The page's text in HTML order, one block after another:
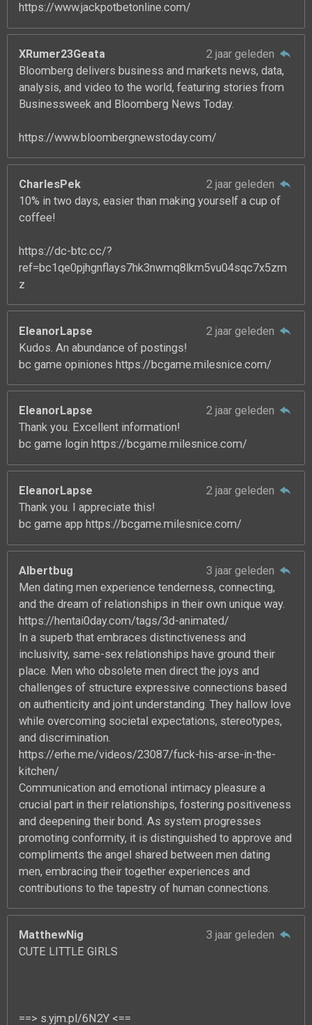
https://www.jackpotbetonline.com/
XRumer23Geata
2 jaar geleden
Bloomberg delivers business and markets news, data,
analysis, and video to the world, featuring stories from
Businessweek and Bloomberg News Today.
https://www.bloombergnewstoday.com/
CharlesPek
2 jaar geleden
10% in two days, easier than making yourself a cup of
coffee!
https://dc-btc.cc/?
ref=bc1qe0pjhgnflays7hk3nwmq8lkm5vu04sqc7x5zm
z
EleanorLapse
2 jaar geleden
Kudos. An abundance of postings!
bc game opiniones https://bcgame.milesnice.com/
EleanorLapse
2 jaar geleden
Thank you. Excellent information!
bc game login https://bcgame.milesnice.com/
EleanorLapse
2 jaar geleden
Thank you. I appreciate this!
bc game app https://bcgame.milesnice.com/
Albertbug
3 jaar geleden
Men dating men experience tenderness, connecting,
and the dream of relationships in their own unique way.
https://hentai0day.com/tags/3d-animated/
In a superb that embraces distinctiveness and
inclusivity, same-sex relationships have ground their
place. Men who obsolete men direct the joys and
challenges of structure expressive connections based
on authenticity and joint understanding. They hallow love
while overcoming societal expectations, stereotypes,
and discrimination.
https://erhe.me/videos/23087/fuck-his-arse-in-the-
kitchen/
Communication and emotional intimacy pleasure a
crucial part in their relationships, fostering positiveness
and deepening their bond. As system progresses
promoting conformity, it is distinguished to approve and
compliments the angel shared between men dating
men, embracing their together experiences and
contributions to the tapestry of human connections.
MatthewNig
3 jaar geleden
CUTE LITTLE GIRLS
==> s.yjm.pl/6N2Y <==